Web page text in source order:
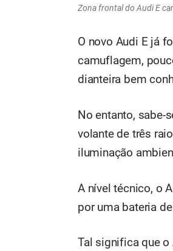
Zona frontal do Audi E
O novo Audi E já
camuflagem,
dianteira bem
No entanto,
volante de três
iluminação
A nível técnico, o
por uma bateria
Tal significa que o